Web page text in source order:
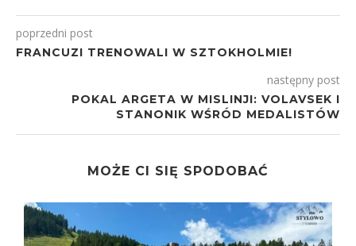
poprzedni post
FRANCUZI TRENOWALI W SZTOKHOLMIE!
następny post
POKAL ARGETA W MISLINJI: VOLAVSEK I
STANONIK WŚRÓD MEDALISTÓW
MOŻE CI SIĘ SPODOBAĆ